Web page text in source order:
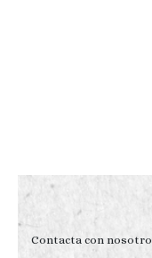
Contacta con